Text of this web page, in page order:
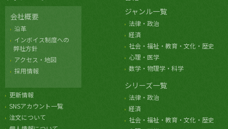
会社概要
沿革
インボイス制度への
弊社方針
アクセス・地図
採用情報
更新情報
SNSアカウント一覧
注文について
ジャンル一覧
法律・政治
経済
社会・福祉・教育・文化・歴史
心理・医学
数学・物理学・科学
シリーズ一覧
法律・政治
経済
社会・福祉・教育・文化・歴史